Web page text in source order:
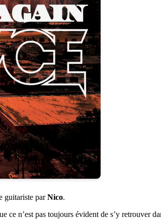
guitariste parNico.
n’est pas toujours évident de s’y retrouver